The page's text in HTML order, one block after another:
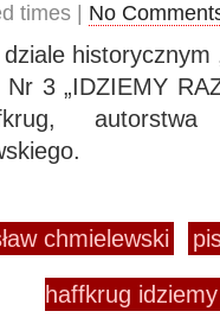
times | No
historycznym
3 „IDZIEMY
autorstwa
chmielewski
haffkrug